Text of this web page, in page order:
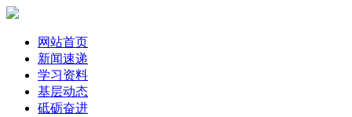
网站首页
新闻速递
学习资料
基层动态
砥砺奋进